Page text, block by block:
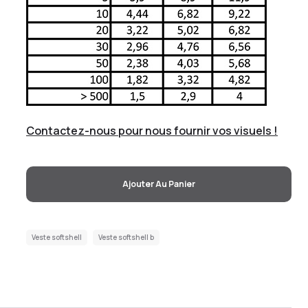
Contactez-nous pour nous fournir vos visuels !
Ajouter Au Panier
Veste softshell Veste softshell b